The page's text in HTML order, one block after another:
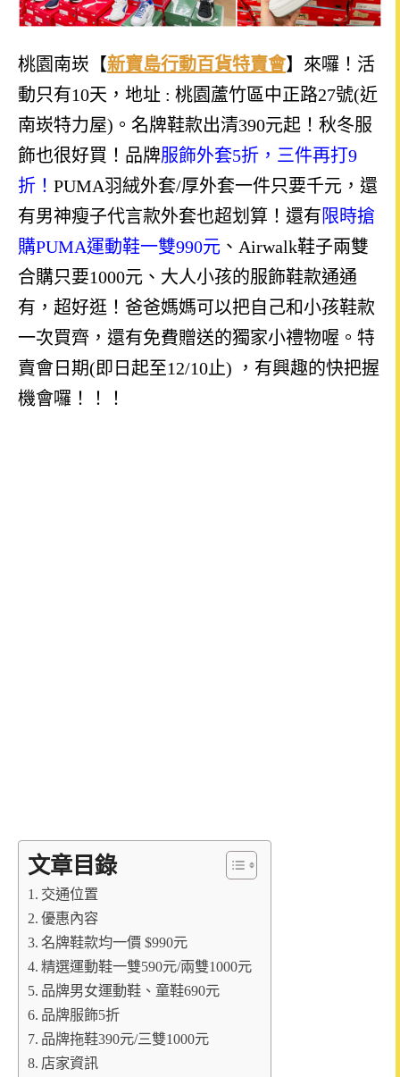
桃園南崁【新寶島行動百貨特賣會】來囉！活
動只有10天，地址 : 桃園蘆竹區中正路27號(近
南崁特力屋)。名牌鞋款出清390元起！秋冬服
飾也很好買！品牌服飾外套5折，三件再打9
折！ PUMA羽絨外套/厚外套一件只要千元，還
有男神瘦子代言款外套也超划算！還有 限時搶
購PUMA運動鞋一雙990元 、Airwalk鞋子兩雙
合購只要1000元、大人小孩的服飾鞋款通通
有，超好逛！ 爸爸媽媽可以把自己和小孩鞋款
一次買齊， 還有免費贈送的獨家小禮物喔。 特
賣會日期(即日起至12/10止) ，有興趣的快把握
機會囉！！！
文章目錄
交通位置
優惠內容
名牌鞋款均一價 $990元
精選運動鞋一雙590元/兩雙1000元
品牌男女運動鞋、童鞋690元
品牌服飾5折
品牌拖鞋390元/三雙1000元
店家資訊